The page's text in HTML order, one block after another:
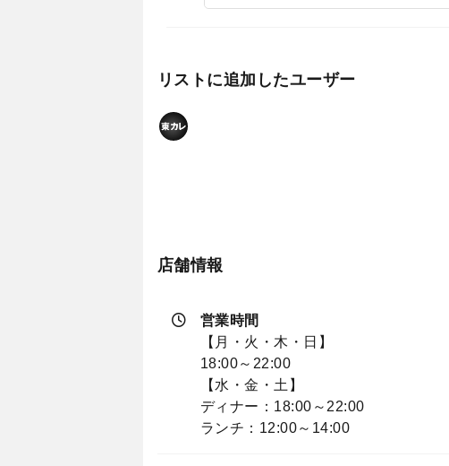
リストに追加したユーザー
店舗情報
営業時間
【月・火・木・日】
18:00～22:00
【水・金・土】
ディナー：18:00～22:00
ランチ：12:00～14:00